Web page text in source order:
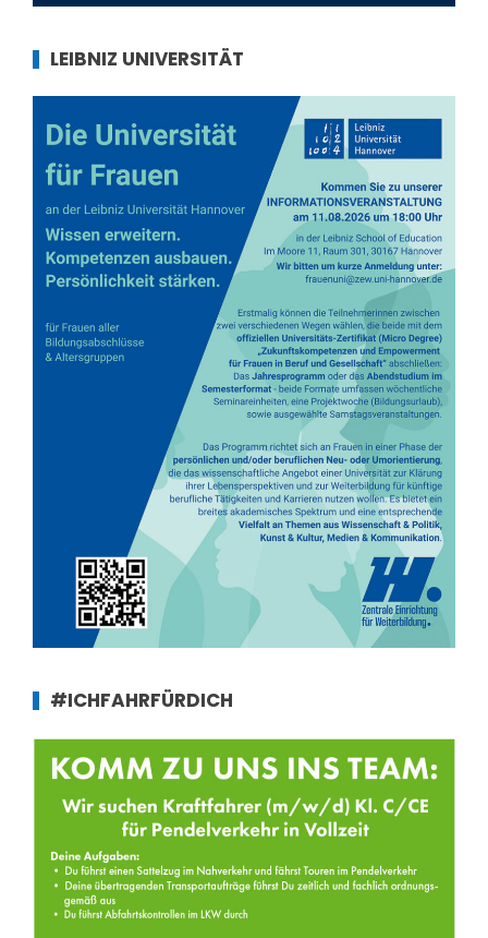
LEIBNIZ UNIVERSITÄT
#ICHFAHRFÜRDICH